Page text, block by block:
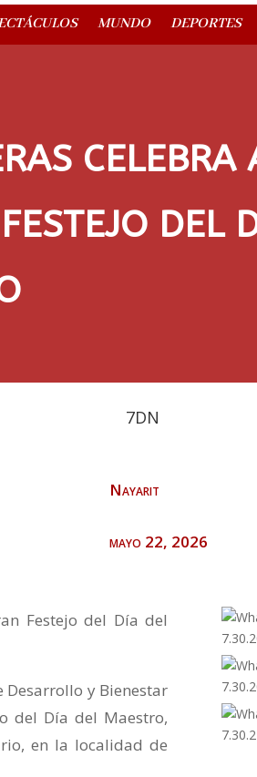
MUNDO DEPORTES
CELEBRA
DEL
7DN
Nayarit
mayo 22, 2026
Festejo del Día del
Desarrollo y Bienestar
del Día del Maestro,
en la localidad de